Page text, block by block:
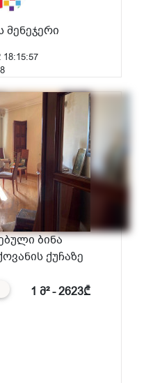
მენეჯერი
18:15:57
ბინა
ქუჩაზე
1 მ² - 2623₾